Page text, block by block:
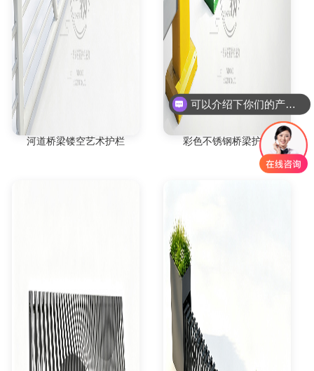
河道桥梁镂空艺术护栏 彩色不锈钢桥梁护栏
可以介绍下你们的产品么